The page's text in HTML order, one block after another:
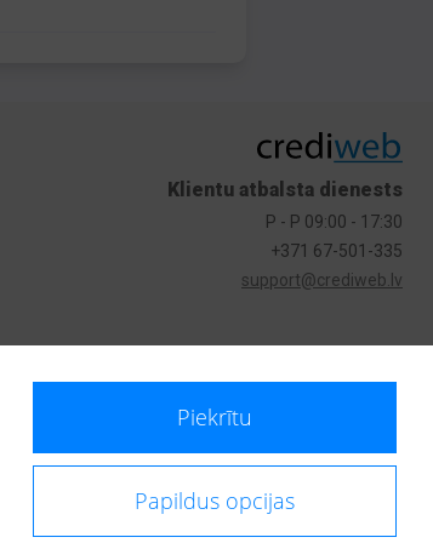
Klientu atbalsta dienests
P - P 09:00 - 17:30
+371 67-501-335
support@crediweb.lv
portālā saņemto informāciju, ir atbildīgs par fizisko
Piekrītu
Papildus opcijas